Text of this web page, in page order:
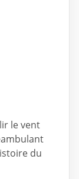
le vent
du